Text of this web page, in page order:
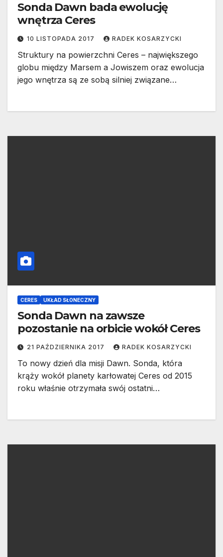
Sonda Dawn bada ewolucję
wnętrza Ceres
10 LISTOPADA 2017 RADEK KOSARZYCKI
Struktury na powierzchni Ceres – największego
globu między Marsem a Jowiszem oraz ewolucja
jego wnętrza są ze sobą silniej związane…
CERES UKŁAD SŁONECZNY
Sonda Dawn na zawsze
pozostanie na orbicie wokół Ceres
21 PAŹDZIERNIKA 2017 RADEK KOSARZYCKI
To nowy dzień dla misji Dawn. Sonda, która
krąży wokół planety karłowatej Ceres od 2015
roku właśnie otrzymała swój ostatni…